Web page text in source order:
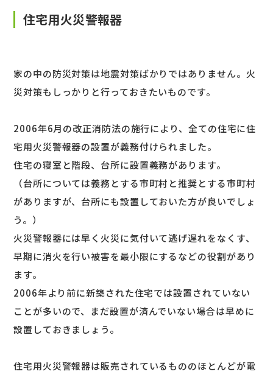
住宅用火災警報器
家の中の防災対策は地震対策ばかりではありません。火
災対策もしっかりと行っておきたいものです。
2006年6月の改正消防法の施行により、全ての住宅に住
宅用火災警報器の設置が義務付けられました。
住宅の寝室と階段、台所に設置義務があります。
（台所については義務とする市町村と推奨とする市町村
がありますが、台所にも設置しておいた方が良いでしょ
う。）
火災警報器には早く火災に気付いて逃げ遅れをなくす、
早期に消火を行い被害を最小限にするなどの役割があり
ます。
2006年より前に新築された住宅では設置されていない
ことが多いので、まだ設置が済んでいない場合は早めに
設置しておきましょう。
住宅用火災警報器は販売されているもののほとんどが電